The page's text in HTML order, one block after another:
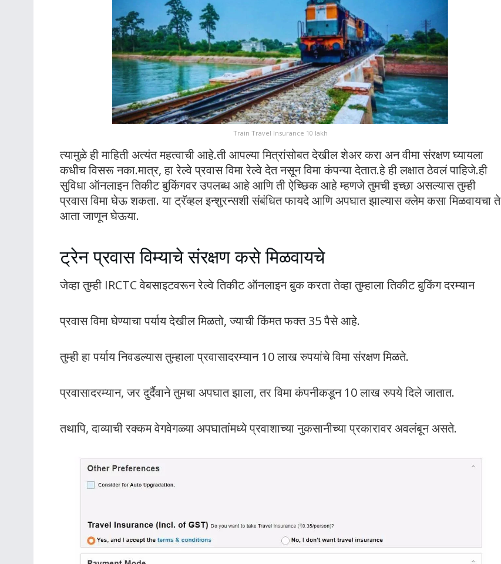
Train Travel Insurance 10 lakh
त्यामुळे ही माहिती अत्यंत महत्वाची आहे.ती आपल्या मित्रांसोबत देखील शेअर करा अन वीमा संरक्षण घ्यायला
कधीच विसरू नका.मात्र, हा रेल्वे प्रवास विमा रेल्वे देत नसून विमा कंपन्या देतात.हे ही लक्षात ठेवलं पाहिजे.ही
सुविधा ऑनलाइन तिकीट बुकिंगवर उपलब्ध आहे आणि ती ऐच्छिक आहे म्हणजे तुमची इच्छा असल्यास तुम्ही
प्रवास विमा घेऊ शकता. या ट्रॅव्हल इन्शुरन्सशी संबंधित फायदे आणि अपघात झाल्यास क्लेम कसा मिळवायचा ते
आता जाणून घेऊया.
ट्रेन प्रवास विम्याचे संरक्षण कसे मिळवायचे
जेव्हा तुम्ही IRCTC वेबसाइटवरून रेल्वे तिकीट ऑनलाइन बुक करता तेव्हा तुम्हाला तिकीट बुकिंग दरम्यान
प्रवास विमा घेण्याचा पर्याय देखील मिळतो, ज्याची किंमत फक्त 35 पैसे आहे.
तुम्ही हा पर्याय निवडल्यास तुम्हाला प्रवासादरम्यान 10 लाख रुपयांचे विमा संरक्षण मिळते.
प्रवासादरम्यान, जर दुर्दैवाने तुमचा अपघात झाला, तर विमा कंपनीकडून 10 लाख रुपये दिले जातात.
तथापि, दाव्याची रक्कम वेगवेगळ्या अपघातांमध्ये प्रवाशाच्या नुकसानीच्या प्रकारावर अवलंबून असते.